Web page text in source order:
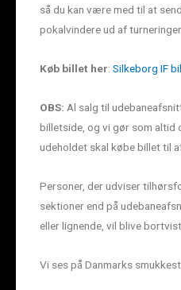
så du kan være med til at
pokalvindere ud af
Køb billet her: Silkeborg IF
OBS: Al salg til
billetside, og vi gør som
udeholdet skal købe billet til
Personer, der udviser
sektioner end på
eller lignende, vil blive
Vi ses på Danmarks